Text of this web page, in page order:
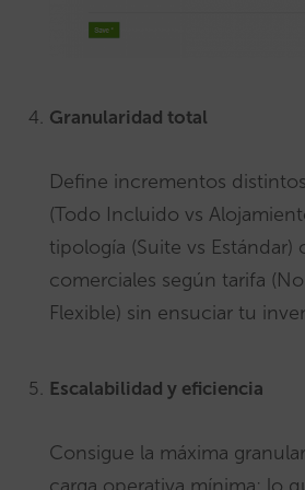
Granularidad total
Define incrementos
(Todo Incluido vs
tipología (Suite vs Estándar)
comerciales según tarifa
Flexible) sin ensuciar tu
Escalabilidad y eficiencia
Consigue la máxima